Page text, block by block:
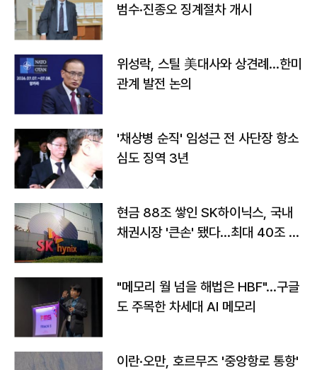
범수·진종오 징계절차 개시
위성락, 스틸 美대사와 상견례…한미
관계 발전 논의
'채상병 순직' 임성근 전 사단장 항소
심도 징역 3년
현금 88조 쌓인 SK하이닉스, 국내
채권시장 '큰손' 됐다…최대 40조 투
"메모리 월 넘을 해법은 HBF"…구글
도 주목한 차세대 AI 메모리
이란·오만, 호르무즈 '중앙항로 통항'